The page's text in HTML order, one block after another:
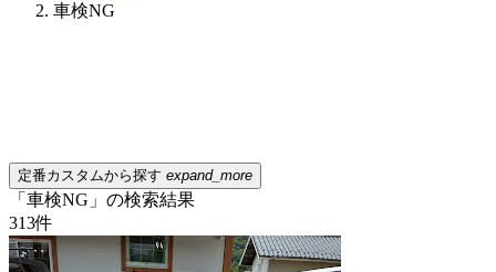
車検NG
定番カスタムから探す expand_more
「車検NG」の検索結果
313件